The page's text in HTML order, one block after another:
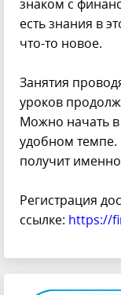
знаком с
есть знания в
что-то новое.
Занятия
уроков
Можно начать
удобном
получит
Регистрация
ссылке: https://